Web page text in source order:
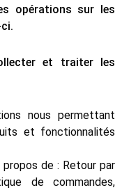
opérations sur les
et traiter les
nous permettant
et fonctionnalités
de : Retour par
de commandes,